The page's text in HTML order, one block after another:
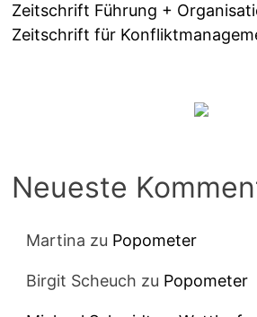
Zeitschrift Führung +
Zeitschrift für
Neueste
Martina zu Popometer
Birgit Scheuch zu Popometer